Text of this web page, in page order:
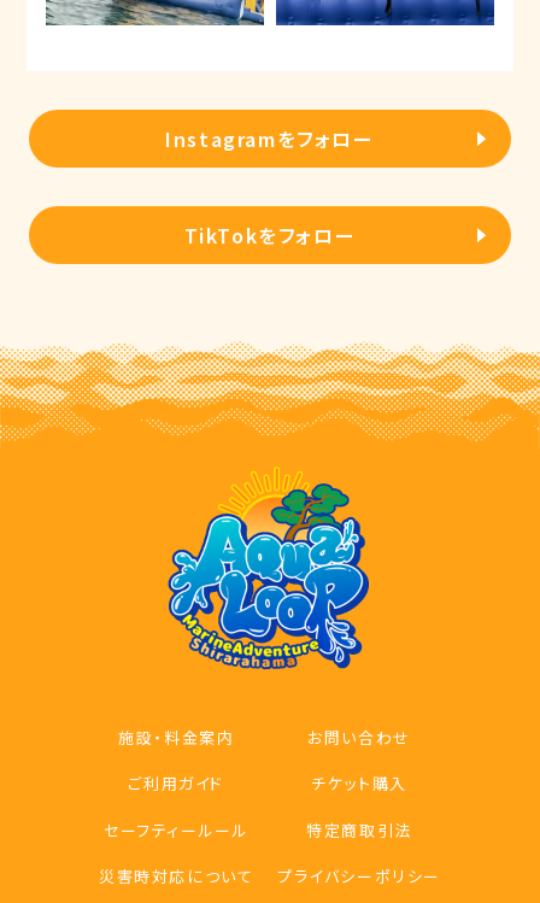
Instagramをフォロー
TikTokをフォロー
施設・料金案内
ご利用ガイド
セーフティールール
災害時対応について
お問い合わせ
チケット購入
特定商取引法
プライバシーポリシー